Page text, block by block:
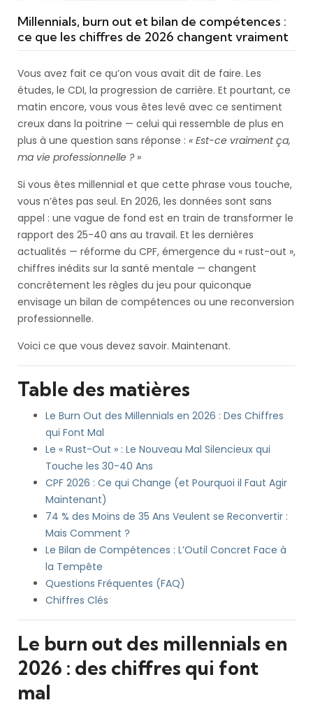
Millennials, burn out et bilan de compétences :
ce que les chiffres de 2026 changent vraiment
Vous avez fait ce qu’on vous avait dit de faire. Les
études, le CDI, la progression de carrière. Et pourtant, ce
matin encore, vous vous êtes levé avec ce sentiment
creux dans la poitrine — celui qui ressemble de plus en
plus à une question sans réponse : « Est-ce vraiment ça,
ma vie professionnelle ? »
Si vous êtes millennial et que cette phrase vous touche,
vous n’êtes pas seul. En 2026, les données sont sans
appel : une vague de fond est en train de transformer le
rapport des 25-40 ans au travail. Et les dernières
actualités — réforme du CPF, émergence du « rust-out »,
chiffres inédits sur la santé mentale — changent
concrètement les règles du jeu pour quiconque
envisage un bilan de compétences ou une reconversion
professionnelle.
Voici ce que vous devez savoir. Maintenant.
Table des matières
Le Burn Out des Millennials en 2026 : Des Chiffres
qui Font Mal
Le « Rust-Out » : Le Nouveau Mal Silencieux qui
Touche les 30-40 Ans
CPF 2026 : Ce qui Change (et Pourquoi il Faut Agir
Maintenant)
74 % des Moins de 35 Ans Veulent se Reconvertir :
Mais Comment ?
Le Bilan de Compétences : L’Outil Concret Face à
la Tempête
Questions Fréquentes (FAQ)
Chiffres Clés
Le burn out des millennials en
2026 : des chiffres qui font
mal